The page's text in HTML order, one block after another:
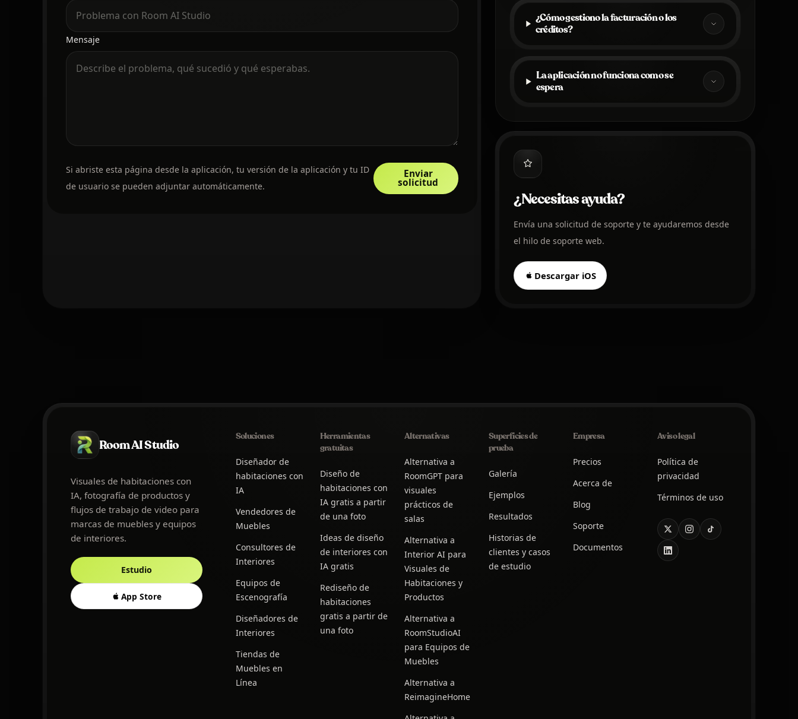
Mensaje
Si abriste esta página desde la aplicación, tu versión de la aplicación y tu ID
de usuario se pueden adjuntar automáticamente.
Enviar
solicitud
¿Cómo gestiono la facturación o los
créditos?
La aplicación no funciona como se
espera
¿Necesitas ayuda?
Envía una solicitud de soporte y te ayudaremos desde
el hilo de soporte web.
Descargar iOS
Room AI Studio
Visuales de habitaciones con
IA, fotografía de productos y
flujos de trabajo de video para
marcas de muebles y equipos
de interiores.
Estudio
App Store
Soluciones
Diseñador de
habitaciones con
IA
Vendedores de
Muebles
Consultores de
Interiores
Equipos de
Escenografía
Diseñadores de
Interiores
Tiendas de
Muebles en
Línea
Herramientas
gratuitas
Diseño de
habitaciones con
IA gratis a partir
de una foto
Ideas de diseño
de interiores con
IA gratis
Rediseño de
habitaciones
gratis a partir de
una foto
Alternativas
Alternativa a
RoomGPT para
visuales
prácticos de
salas
Alternativa a
Interior AI para
Visuales de
Habitaciones y
Productos
Alternativa a
RoomStudioAI
para Equipos de
Muebles
Alternativa a
ReimagineHome
Superficies de
prueba
Galería
Ejemplos
Resultados
Historias de
clientes y casos
de estudio
Empresa
Precios
Acerca de
Blog
Soporte
Documentos
Aviso legal
Política de
privacidad
Términos de uso